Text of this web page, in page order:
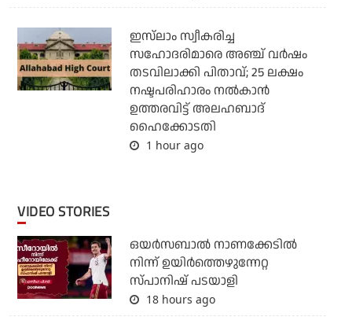
ഇസ്‌ലാം സ്വീകരിച്ച
സഹോദരിമാരെ അഞ്ച് വര്‍ഷം
തടവിലാക്കി പിതാവ്; 25 ലക്ഷം
നഷ്ടപരിഹാരം നല്‍കാന്‍
ഉത്തരവിട്ട് അലഹബാദ്
ഹൈക്കോടതി
1 hour ago
VIDEO STORIES
ഒയര്‍സബാൽ നാണക്കേടിൽ
നിന്ന് ഉയിർത്തെഴുന്നേറ്റ
സ്പാനിഷ് പടയാളി
18 hours ago